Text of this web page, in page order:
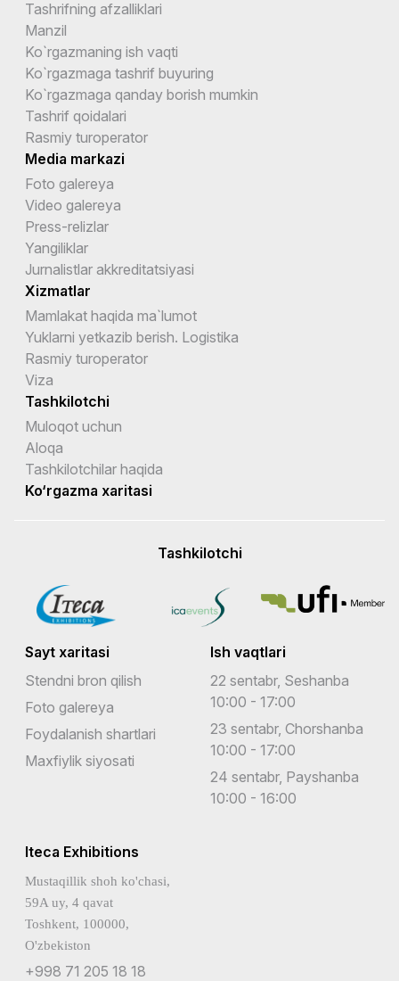
Tashrifning afzalliklari
Manzil
Ko`rgazmaning ish vaqti
Ko`rgazmaga tashrif buyuring
Ko`rgazmaga qanday borish mumkin
Tashrif qoidalari
Rasmiy turoperator
Media markazi
Foto galereya
Video galereya
Press-relizlar
Yangiliklar
Jurnalistlar akkreditatsiyasi
Xizmatlar
Mamlakat haqida ma`lumot
Yuklarni yetkazib berish. Logistika
Rasmiy turoperator
Viza
Tashkilotchi
Muloqot uchun
Aloqa
Tashkilotchilar haqida
Ko‘rgazma xaritasi
Tashkilotchi
Sayt xaritasi
Stendni bron qilish
Foto galereya
Foydalanish shartlari
Maxfiylik siyosati
Ish vaqtlari
22 sentabr, Seshanba
10:00 - 17:00
23 sentabr, Chorshanba
10:00 - 17:00
24 sentabr, Payshanba
10:00 - 16:00
Iteca Exhibitions
Mustaqillik shoh ko'chasi,
59A uy, 4 qavat
Toshkent, 100000,
O'zbekiston
+998 71 205 18 18